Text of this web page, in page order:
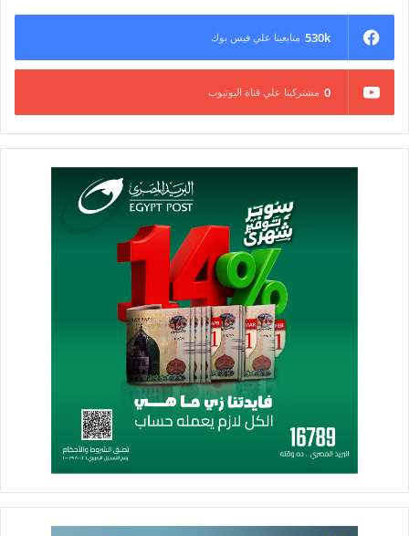
530k متابعينا علي فيس بوك
0 مشتركينا علي قناة اليوتيوب